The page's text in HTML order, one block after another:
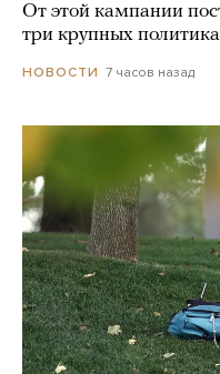
От этой кампании
три крупных политика
НОВОСТИ 7 часов назад